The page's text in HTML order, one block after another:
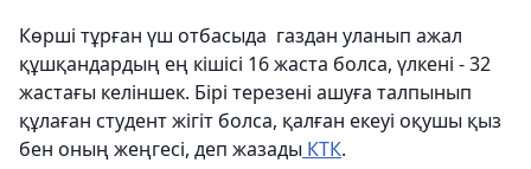
Көрші тұрған үш отбасыда газдан уланып ажал
құшқандардың ең кішісі 16 жаста болса, үлкені - 32
жастағы келіншек. Бірі терезені ашуға талпынып
құлаған студент жігіт болса, қалған екеуі оқушы қыз
бен оның жеңгесі, деп жазады КТК.